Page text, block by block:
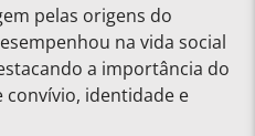
pelas origens do
na vida social
a importância do
identidade e